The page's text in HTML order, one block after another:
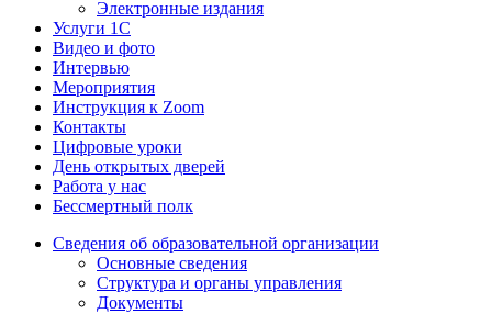
Электронные издания
Услуги 1C
Видео и фото
Интервью
Мероприятия
Инструкция к Zoom
Контакты
Цифровые уроки
День открытых дверей
Работа у нас
Бессмертный полк
Сведения об образовательной организации
Основные сведения
Структура и органы управления
Документы